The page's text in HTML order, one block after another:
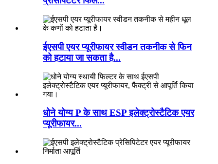
ईएसपी एयर प्यूरीफायर स्वीडन तकनीक से फिन
को हटाया जा सकता है...
धोने योग्य P के साथ ESP इलेक्ट्रोस्टैटिक एयर
प्यूरीफायर...